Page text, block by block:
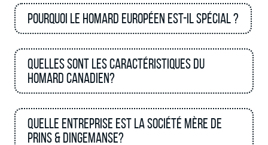
Pourquoi le homard européen est-il spécial ?
Quelles sont les caractéristiques du
homard canadien?
Quelle entreprise est la société mère de
Prins & Dingemanse?